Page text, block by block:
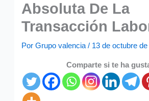
Absoluta De La
Transacción
PorGrupo valencia/ 13 de octubre
Comparte si te ha